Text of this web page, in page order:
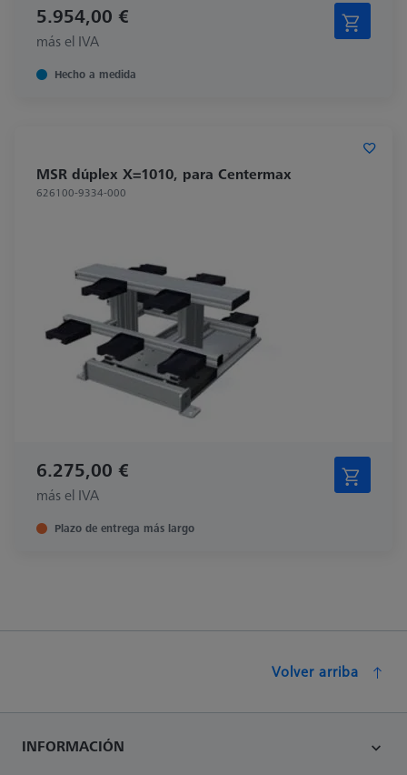
5.954,00 €
más el IVA
Hecho a medida
MSR dúplex X=1010, para Centermax
626100-9334-000
6.275,00 €
más el IVA
Plazo de entrega más largo
Volver arriba
INFORMACIÓN